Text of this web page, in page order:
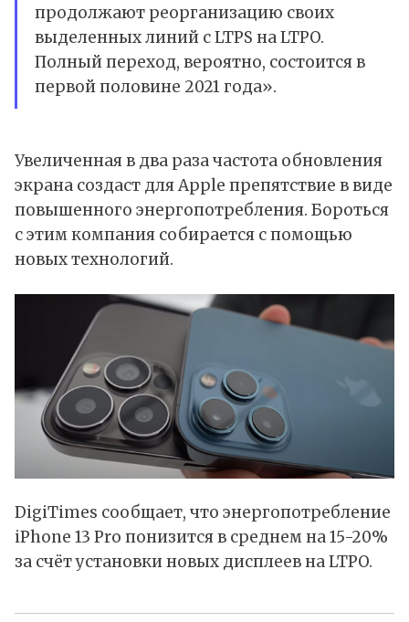
продолжают реорганизацию своих
выделенных линий с LTPS на LTPO.
Полный переход, вероятно, состоится в
первой половине 2021 года».
Увеличенная в два раза частота обновления
экрана создаст для Apple препятствие в виде
повышенного энергопотребления. Бороться
с этим компания собирается с помощью
новых технологий.
DigiTimes сообщает, что энергопотребление
iPhone 13 Pro понизится в среднем на 15-20%
за счёт установки новых дисплеев на LTPO.